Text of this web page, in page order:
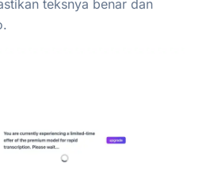
teksnya benar dan